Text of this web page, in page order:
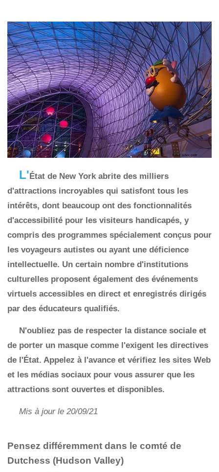
L'État de New York abrite des milliers
d'attractions incroyables qui satisfont tous les
intérêts, dont beaucoup ont des fonctionnalités
d'accessibilité pour les visiteurs handicapés, y
compris des programmes spécialement conçus pour
les voyageurs autistes ou ayant une déficience
intellectuelle. Un certain nombre d'institutions
culturelles proposent également des événements
virtuels accessibles en direct et enregistrés dirigés
par des éducateurs qualifiés.
N'oubliez pas de respecter la distance sociale et
de porter un masque comme l'exigent les directives
de l'État. Appelez à l'avance et vérifiez les sites Web
et les médias sociaux pour vous assurer que les
attractions sont ouvertes et disponibles.
Mis à jour le 20/09/21
Pensez différemment dans le comté de
Dutchess (Hudson Valley)